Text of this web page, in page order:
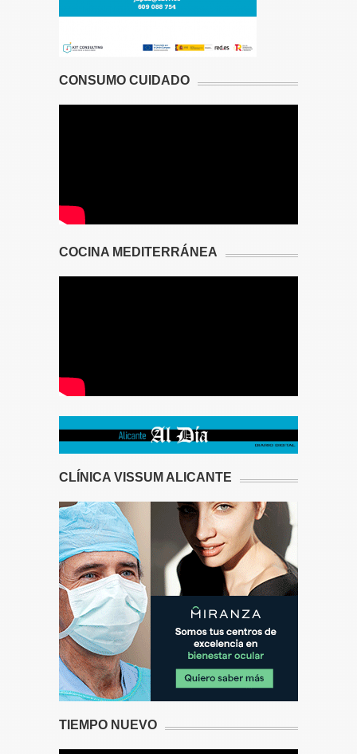
CONSUMO CUIDADO
COCINA MEDITERRÁNEA
CLÍNICA VISSUM ALICANTE
TIEMPO NUEVO